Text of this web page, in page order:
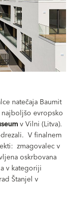
natečaja Baumit
evropsko
v Vilni (Litva).
V finalnem
zmagovalec v
oskrbovana
v kategoriji
Štanjel v